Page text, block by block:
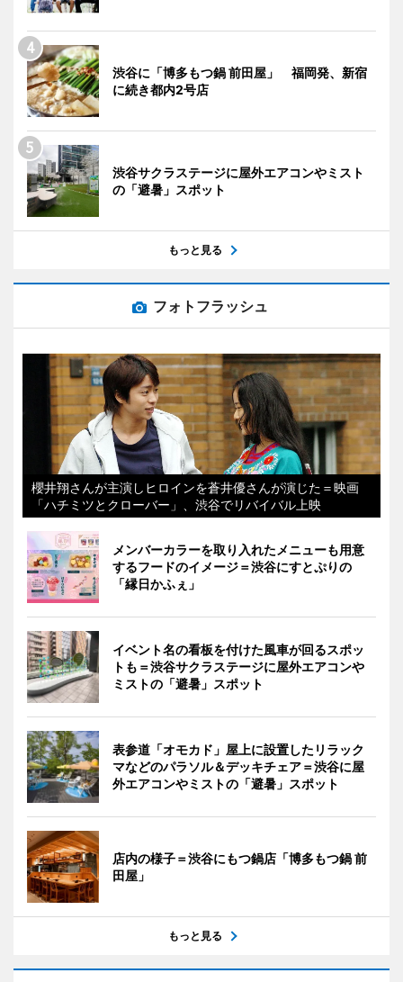
渋谷に「博多もつ鍋 前田屋」 福岡発、新宿
に続き都内2号店
渋谷サクラステージに屋外エアコンやミスト
の「避暑」スポット
もっと見る
フォトフラッシュ
櫻井翔さんが主演しヒロインを蒼井優さんが演じた＝映画
「ハチミツとクローバー」、渋谷でリバイバル上映
メンバーカラーを取り入れたメニューも用意
するフードのイメージ＝渋谷にすとぷりの
「縁日かふぇ」
イベント名の看板を付けた風車が回るスポッ
トも＝渋谷サクラステージに屋外エアコンや
ミストの「避暑」スポット
表参道「オモカド」屋上に設置したリラック
マなどのパラソル＆デッキチェア＝渋谷に屋
外エアコンやミストの「避暑」スポット
店内の様子＝渋谷にもつ鍋店「博多もつ鍋 前
田屋」
もっと見る